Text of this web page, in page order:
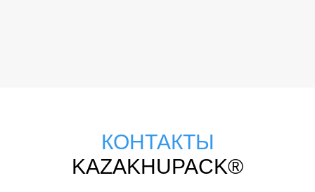
КОНТАКТЫ
KAZAKHUPACK®